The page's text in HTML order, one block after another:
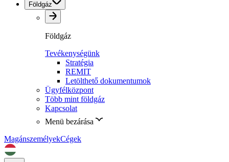
Földgáz
Földgáz
Tevékenységünk
Stratégia
REMIT
Letölthető dokumentumok
Ügyfélközpont
Több mint földgáz
Kapcsolat
Menü bezárása
MagánszemélyekCégek